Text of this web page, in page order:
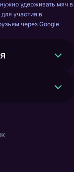
удерживать мяч в
участия в
через Google